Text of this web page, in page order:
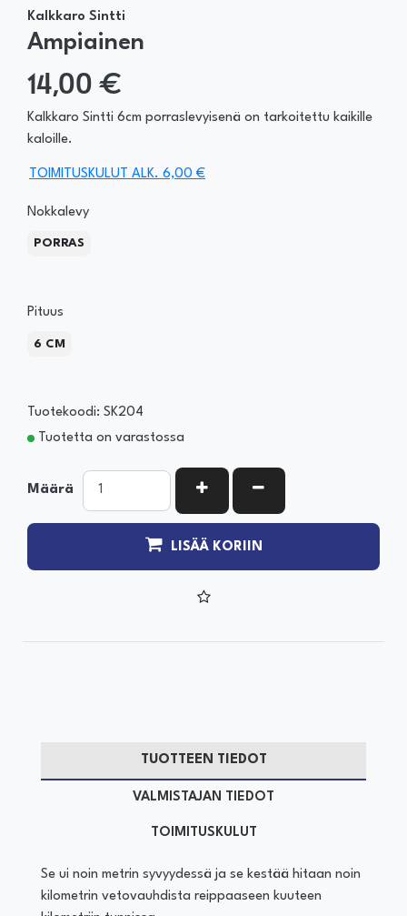
Kalkkaro Sintti
Ampiainen
14,00 €
Kalkkaro Sintti 6cm porraslevyisenä on tarkoitettu kaikille
kaloille.
TOIMITUSKULUT ALK. 6,00 €
Nokkalevy
PORRAS
Pituus
6 CM
Tuotekoodi: SK204
Tuotetta on varastossa
Määrä KASVATA MÄÄRÄÄ
VÄHENNÄ MÄÄRÄÄ
LISÄÄ KORIIN
TUOTTEEN TIEDOT
VALMISTAJAN TIEDOT
TOIMITUSKULUT
Se ui noin metrin syvyydessä ja se kestää hitaan noin
kilometrin vetovauhdista reippaaseen kuuteen